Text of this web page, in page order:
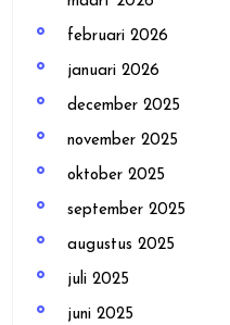
februari 2026
januari 2026
december 2025
november 2025
oktober 2025
september 2025
augustus 2025
juli 2025
juni 2025